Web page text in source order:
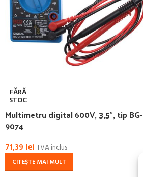
FĂRĂ
STOC
Multimetru digital 600V, 3,5″, tip BG-
9074
71,39 lei TVA inclus
CITEȘTE MAI MULT